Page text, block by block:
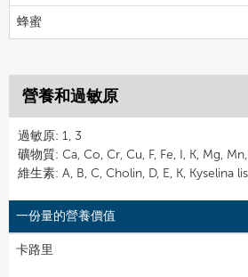
蜂蜜
營養和過敏原
過敏原: 1, 3
礦物質: Ca, Co, Cr, Cu, F, Fe, I, K, Mg,
維生素: A, B, C, Cholin, D, E, K, Kyselina
一份量的營養價值
卡路里